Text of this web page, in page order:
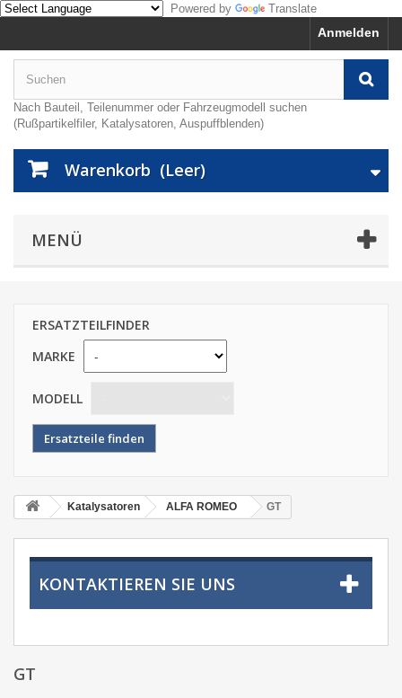
Powered by Translate
Anmelden
Nach Bauteil, Teilenummer oder Fahrzeugmodell suchen
(Rußpartikelfiler, Katalysatoren, Auspuffblenden)
Warenkorb (Leer)
MENÜ
ERSATZTEILFINDER
MARKE
MODELL
Katalysatoren ALFA ROMEO GT
KONTAKTIEREN SIE UNS
GT